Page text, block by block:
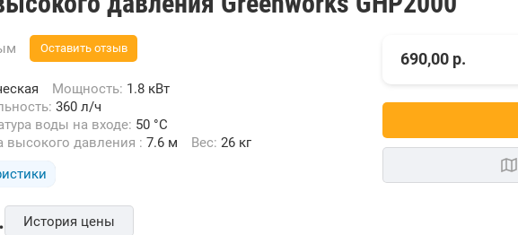
Оставить отзыв
Мощность: 1.8 кВт
360 л/ч
воды на входе: 50 °C
высокого давления : 7.6 м Вес: 26 кг
История цены
690,00 р.